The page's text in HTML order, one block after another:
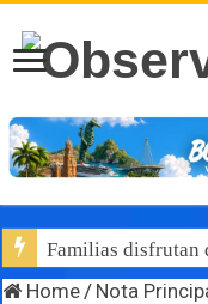
Familias disfrutan
Home / Nota